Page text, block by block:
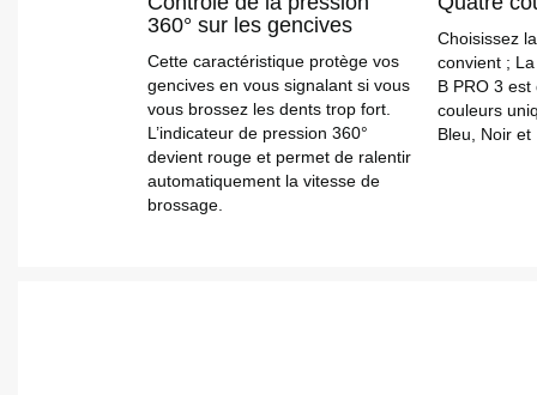
360° sur les gencives
Cette caractéristique protège vos
gencives en vous signalant si vous
vous brossez les dents trop fort.
L’indicateur de pression 360°
devient rouge et permet de ralentir
automatiquement la vitesse de
brossage.
Choisissez
convient ;
B PRO 3
couleurs
Bleu, Noir et